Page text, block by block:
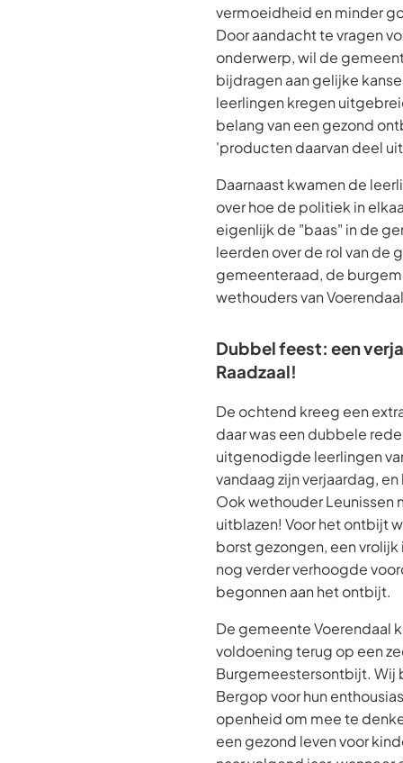
vermoeidheid en minder
Door aandacht te vragen
onderwerp, wil de
bijdragen aan gelijke
leerlingen kregen
belang van een gezond
'producten daarvan deel
Daarnaast kwamen de
over hoe de politiek in
eigenlijk de "baas" in de
leerden over de rol van de
gemeenteraad, de
wethouders van
Dubbel feest: een
Raadzaal!
De ochtend kreeg een
daar was een dubbele
uitgenodigde leerlingen
vandaag zijn verjaardag,
Ook wethouder Leunissen
uitblazen! Voor het ontbijt
borst gezongen, een
nog verder verhoogde
begonnen aan het ontbijt.
De gemeente Voerendaal
voldoening terug op een
Burgemeestersontbijt. Wij
Bergop voor hun
openheid om mee te
een gezond leven voor